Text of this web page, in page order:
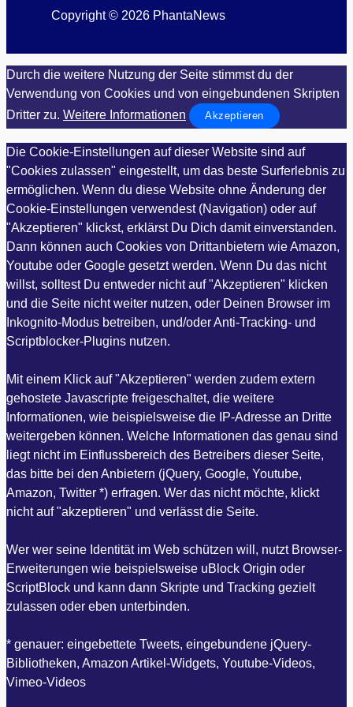
Copyright © 2026 PhantaNews
Durch die weitere Nutzung der Seite stimmst du der
Verwendung von Cookies und von eingebundenen Skripten
Dritter zu. Weitere Informationen Akzeptieren
Die Cookie-Einstellungen auf dieser Website sind auf
"Cookies zulassen" eingestellt, um das beste Surferlebnis zu
ermöglichen. Wenn du diese Website ohne Änderung der
Cookie-Einstellungen verwendest (Navigation) oder auf
"Akzeptieren" klickst, erklärst Du Dich damit einverstanden.
Dann können auch Cookies von Drittanbietern wie Amazon,
Youtube oder Google gesetzt werden. Wenn Du das nicht
willst, solltest Du entweder nicht auf "Akzeptieren" klicken
und die Seite nicht weiter nutzen, oder Deinen Browser im
Inkognito-Modus betreiben, und/oder Anti-Tracking- und
Scriptblocker-Plugins nutzen.
Mit einem Klick auf "Akzeptieren" werden zudem extern
gehostete Javascripte freigeschaltet, die weitere
Informationen, wie beispielsweise die IP-Adresse an Dritte
weitergeben können. Welche Informationen das genau sind
liegt nicht im Einflussbereich des Betreibers dieser Seite,
das bitte bei den Anbietern (jQuery, Google, Youtube,
Amazon, Twitter *) erfragen. Wer das nicht möchte, klickt
nicht auf "akzeptieren" und verlässt die Seite.
Wer wer seine Identität im Web schützen will, nutzt Browser-
Erweiterungen wie beispielsweise uBlock Origin oder
ScriptBlock und kann dann Skripte und Tracking gezielt
zulassen oder eben unterbinden.
* genauer: eingebettete Tweets, eingebundene jQuery-
Bibliotheken, Amazon Artikel-Widgets, Youtube-Videos,
Vimeo-Videos